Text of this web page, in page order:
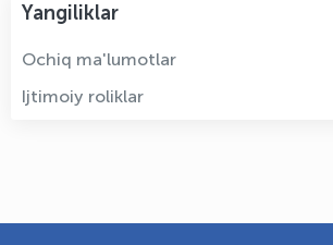
Yangiliklar
Ochiq ma'lumotlar
Ijtimoiy roliklar